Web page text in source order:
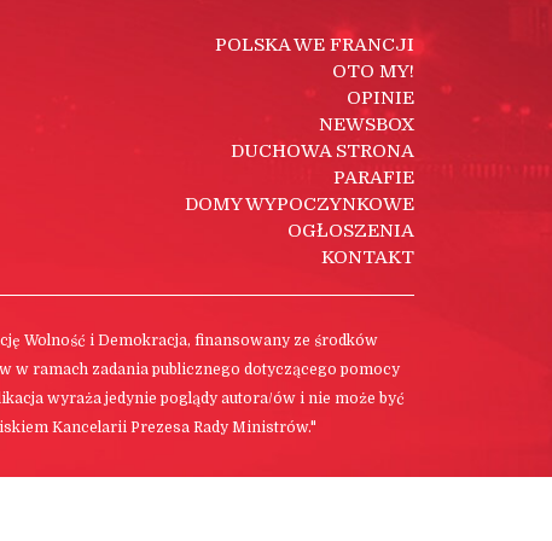
POLSKA WE FRANCJI
OTO MY!
OPINIE
NEWSBOX
DUCHOWA STRONA
PARAFIE
DOMY WYPOCZYNKOWE
OGŁOSZENIA
KONTAKT
Wolność i Demokracja, finansowany ze środków
w ramach zadania publicznego dotyczącego pomocy
wyraża jedynie poglądy autora/ów i nie może być
Kancelarii Prezesa Rady Ministrów."